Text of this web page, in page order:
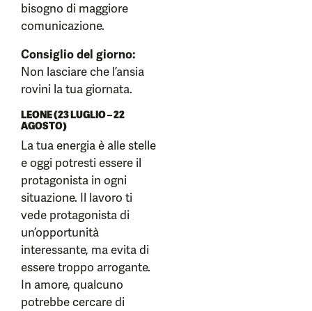
bisogno di maggiore
comunicazione.
Consiglio del giorno:
Non lasciare che l’ansia
rovini la tua giornata.
LEONE (23 LUGLIO – 22
AGOSTO)
La tua energia è alle stelle
e oggi potresti essere il
protagonista in ogni
situazione. Il lavoro ti
vede protagonista di
un’opportunità
interessante, ma evita di
essere troppo arrogante.
In amore, qualcuno
potrebbe cercare di